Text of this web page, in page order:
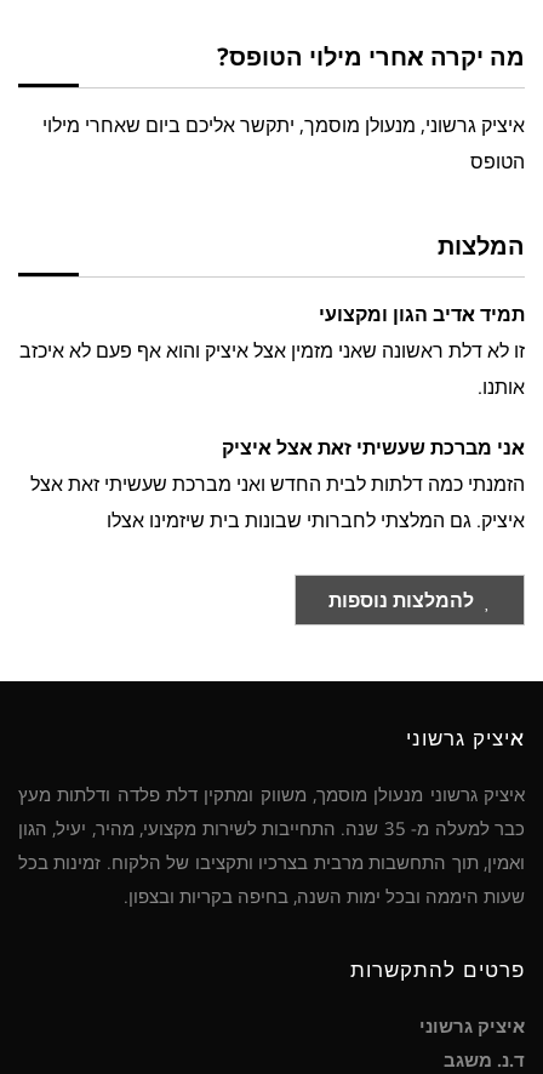
מה יקרה אחרי מילוי הטופס?
איציק גרשוני, מנעולן מוסמך, יתקשר אליכם ביום שאחרי מילוי
הטופס
המלצות
תמיד אדיב הגון ומקצועי
זו לא דלת ראשונה שאני מזמין אצל איציק והוא אף פעם לא איכזב
אותנו.
אני מברכת שעשיתי זאת אצל איציק
הזמנתי כמה דלתות לבית החדש ואני מברכת שעשיתי זאת אצל
איציק. גם המלצתי לחברותי שבונות בית שיזמינו אצלו
להמלצות נוספות
איציק גרשוני
איציק גרשוני מנעולן מוסמך, משווק ומתקין דלת פלדה ודלתות מעץ
כבר למעלה מ- 35 שנה. התחייבות לשירות מקצועי, מהיר, יעיל, הגון
ואמין, תוך התחשבות מרבית בצרכיו ותקציבו של הלקוח. זמינות בכל
שעות היממה ובכל ימות השנה, בחיפה בקריות ובצפון.
פרטים להתקשרות
איציק גרשוני
ד.נ. משגב